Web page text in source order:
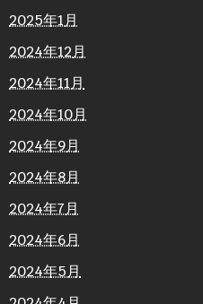
2025年1月
2024年12月
2024年11月
2024年10月
2024年9月
2024年8月
2024年7月
2024年6月
2024年5月